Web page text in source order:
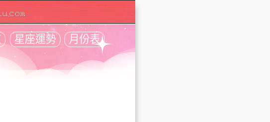
星座運勢 月份表